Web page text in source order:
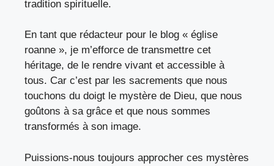
tradition spirituelle.
En tant que rédacteur pour le blog « église
roanne », je m’efforce de transmettre cet
héritage, de le rendre vivant et accessible à
tous. Car c’est par les sacrements que nous
touchons du doigt le mystère de Dieu, que nous
goûtons à sa grâce et que nous sommes
transformés à son image.
Puissions-nous toujours approcher ces mystères